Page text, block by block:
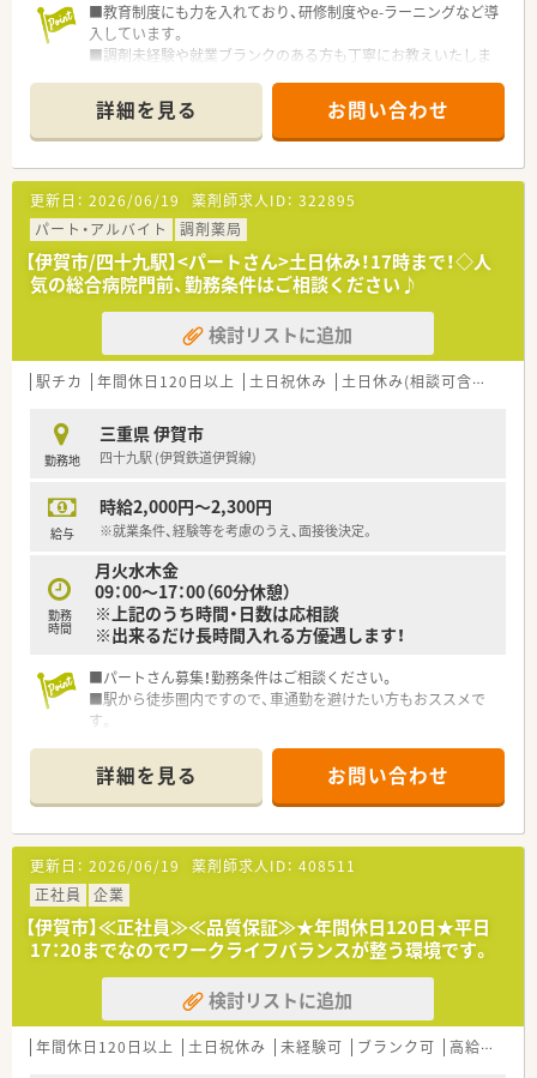
■教育制度にも力を入れており、研修制度やe-ラーニングなど導
入しています。
■調剤未経験や就業ブランクのある方も丁寧にお教えいたしま
■全店舗、ピッキングシステムのハンディを導入し、調剤過誤防
止に努めています。
■60歳以降は契約社員として、65歳までのご勤務が可能です。
■店舗を一緒に盛り上げてくださる方募集中です！
詳細を見る お問い合わせ
更新日： 2026/06/19 薬剤師求人ID： 322895
パート・アルバイト
調剤薬局
【伊賀市/四十九駅】<パートさん>土日休み！17時まで！◇人
気の総合病院門前、勤務条件はご相談ください♪
検討リストに追加
駅チカ 年間休日120日以上 土日祝休み 土日休み(相談可含む)
勤務地
三重県 伊賀市
四十九駅 (伊賀鉄道伊賀線)
給与
時給2,000円～2,300円
※就業条件、経験等を考慮のうえ、面接後決定。
勤務
時間
月火水木金
09：00～17：00（60分休憩）
※上記のうち時間・日数は応相談
※出来るだけ長時間入れる方優遇します！
■パートさん募集！勤務条件はご相談ください。
■駅から徒歩圏内ですので、車通勤を避けたい方もおススメで
す。
ので薬剤師さんに負担のかからない業務内容になっておりま
す。
詳細を見る お問い合わせ
更新日： 2026/06/19 薬剤師求人ID： 408511
正社員
企業
【伊賀市】≪正社員≫≪品質保証≫★年間休日120日★平日
17：20までなのでワークライフバランスが整う環境です。
検討リストに追加
年間休日120日以上 土日祝休み 未経験可 ブランク可 高給与(600万円以上)